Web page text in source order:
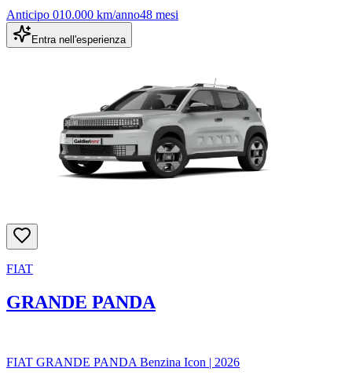
Anticipo 010.000 km/anno48 mesi
Entra nell'esperienza
FIAT
GRANDE PANDA
FIAT GRANDE PANDA Benzina Icon | 2026